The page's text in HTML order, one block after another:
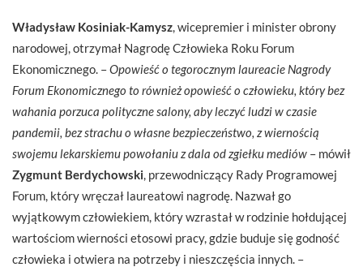
Władysław Kosiniak-Kamysz , wicepremier i minister obrony
narodowej, otrzymał Nagrodę Człowieka Roku Forum
Ekonomicznego. –Opowieść o tegorocznym laureacie Nagrody
Forum Ekonomicznego to również opowieść o człowieku, który bez
wahania porzuca polityczne salony, aby leczyć ludzi w czasie
pandemii, bez strachu o własne bezpieczeństwo, z wiernością
swojemu lekarskiemu powołaniu z dala od zgiełku mediów – mówił
Zygmunt Berdychowski , przewodniczący Rady Programowej
Forum, który wręczał laureatowi nagrodę. Nazwał go
wyjątkowym człowiekiem, który wzrastał w rodzinie hołdującej
wartościom wierności etosowi pracy, gdzie buduje się godność
człowieka i otwiera na potrzeby i nieszczęścia innych. –